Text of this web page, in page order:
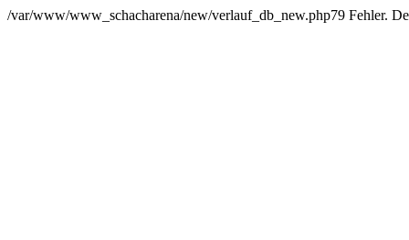
/var/www/www_schacharena/new/verlauf_db_new.php79 Fehler.